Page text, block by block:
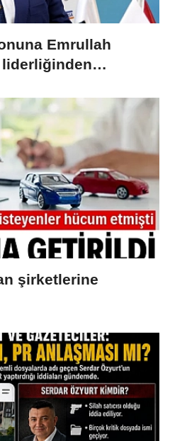
Emrullah
şirketlerine